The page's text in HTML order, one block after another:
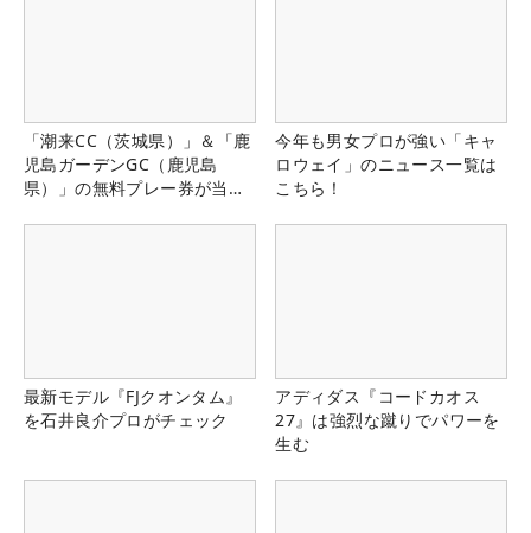
「潮来CC（茨城県）」＆「鹿
児島ガーデンGC（鹿児島
県）」の無料プレー券が当た
今年も男女プロが強い「キャ
ロウェイ」のニュース一覧は
こちら！
最新モデル『FJクオンタム』
を石井良介プロがチェック
アディダス『コードカオス
27』は強烈な蹴りでパワーを
生む